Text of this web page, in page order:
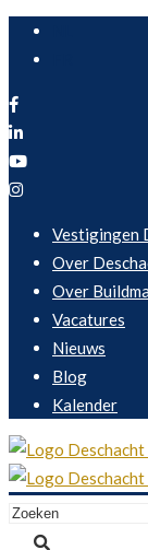
Vestigingen
Over
Over
Vacatures
Nieuws
Blog
Kalender